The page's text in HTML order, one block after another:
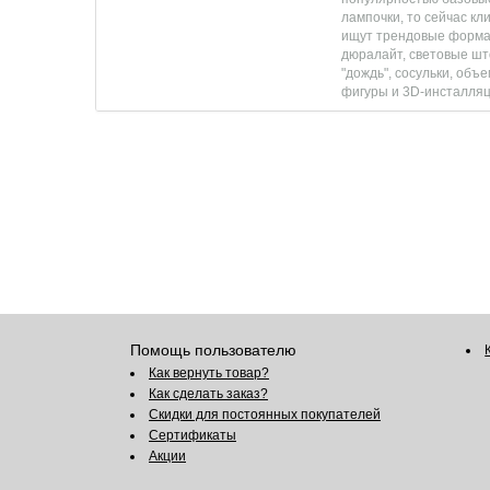
лампочки, то сейчас
ищут трендовые
дюралайт, световые
"дождь", сосульки,
фигуры и 3D-
Помощь пользователю
Как вернуть товар?
Как сделать заказ?
Скидки для постоянных покупателей
Сертификаты
Акции